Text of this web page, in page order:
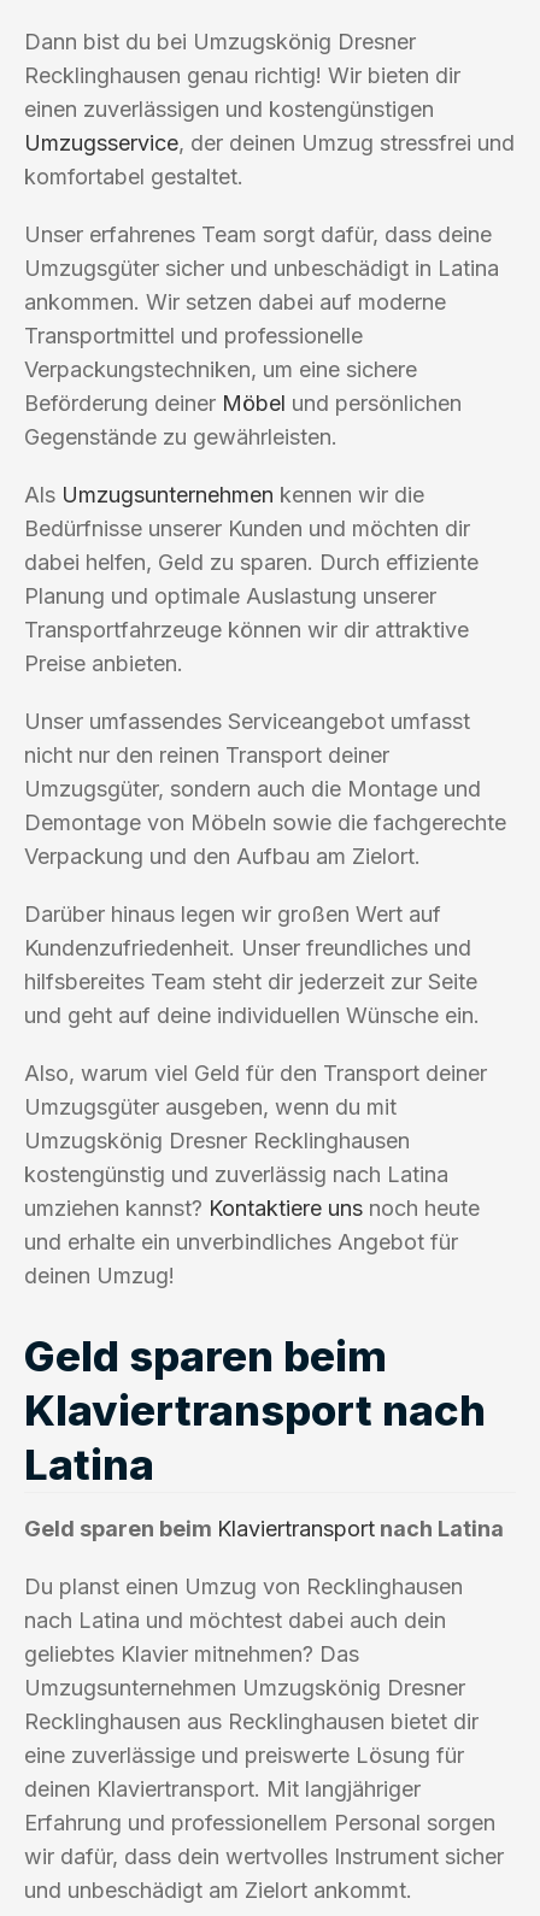
Dann bist du bei Umzugskönig Dresner
Recklinghausen genau richtig! Wir bieten dir
einen zuverlässigen und kostengünstigen
Umzugsservice, der deinen Umzug stressfrei und
komfortabel gestaltet.
Unser erfahrenes Team sorgt dafür, dass deine
Umzugsgüter sicher und unbeschädigt in Latina
ankommen. Wir setzen dabei auf moderne
Transportmittel und professionelle
Verpackungstechniken, um eine sichere
Beförderung deiner Möbel und persönlichen
Gegenstände zu gewährleisten.
Als Umzugsunternehmen kennen wir die
Bedürfnisse unserer Kunden und möchten dir
dabei helfen, Geld zu sparen. Durch effiziente
Planung und optimale Auslastung unserer
Transportfahrzeuge können wir dir attraktive
Preise anbieten.
Unser umfassendes Serviceangebot umfasst
nicht nur den reinen Transport deiner
Umzugsgüter, sondern auch die Montage und
Demontage von Möbeln sowie die fachgerechte
Verpackung und den Aufbau am Zielort.
Darüber hinaus legen wir großen Wert auf
Kundenzufriedenheit. Unser freundliches und
hilfsbereites Team steht dir jederzeit zur Seite
und geht auf deine individuellen Wünsche ein.
Also, warum viel Geld für den Transport deiner
Umzugsgüter ausgeben, wenn du mit
Umzugskönig Dresner Recklinghausen
kostengünstig und zuverlässig nach Latina
umziehen kannst? Kontaktiere uns noch heute
und erhalte ein unverbindliches Angebot für
deinen Umzug!
Geld sparen beim
Klaviertransport nach
Latina
Geld sparen beim Klaviertransport nach Latina
Du planst einen Umzug von Recklinghausen
nach Latina und möchtest dabei auch dein
geliebtes Klavier mitnehmen? Das
Umzugsunternehmen Umzugskönig Dresner
Recklinghausen aus Recklinghausen bietet dir
eine zuverlässige und preiswerte Lösung für
deinen Klaviertransport. Mit langjähriger
Erfahrung und professionellem Personal sorgen
wir dafür, dass dein wertvolles Instrument sicher
und unbeschädigt am Zielort ankommt.